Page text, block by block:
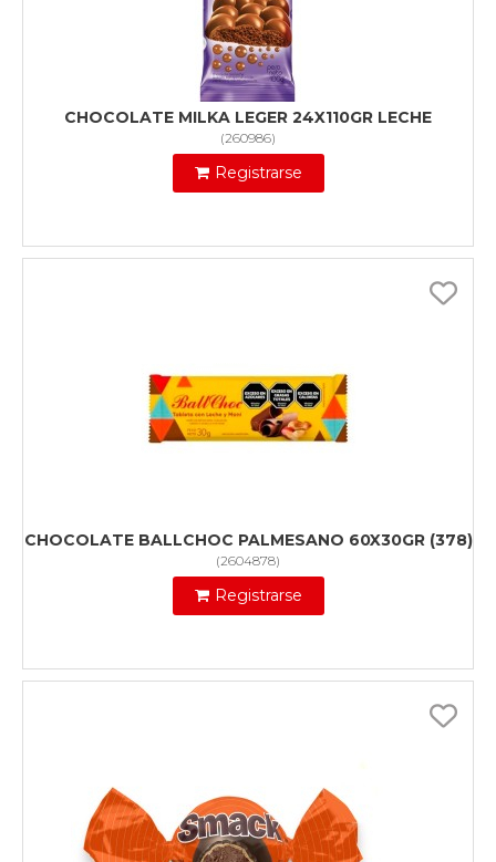
CHOCOLATE MILKA LEGER 24X110GR LECHE
(260986)
Registrarse
CHOCOLATE BALLCHOC PALMESANO 60X30GR (378)
(2604878)
Registrarse